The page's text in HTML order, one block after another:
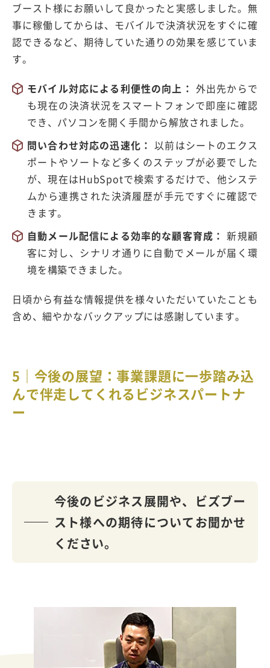
ブースト様にお願いして良かったと実感しました。無
事に稼働してからは、モバイルで決済状況をすぐに確
認できるなど、期待していた通りの効果を感じていま
す。
モバイル対応による利便性の向上： 外出先からで
も現在の決済状況をスマートフォンで即座に確認
でき、パソコンを開く手間から解放されました。
問い合わせ対応の迅速化： 以前はシートのエクス
ポートやソートなど多くのステップが必要でした
が、現在はHubSpotで検索するだけで、他システ
ムから連携された決済履歴が手元ですぐに確認で
きます。
自動メール配信による効率的な顧客育成： 新規顧
客に対し、シナリオ通りに自動でメールが届く環
境を構築できました。
日頃から有益な情報提供を様々いただいていたことも
含め、細やかなバックアップには感謝しています。
5｜今後の展望：事業課題に一歩踏み込
んで伴走してくれるビジネスパートナ
ー
今後のビジネス展開や、ビズブー
スト様への期待についてお聞かせ
ください。